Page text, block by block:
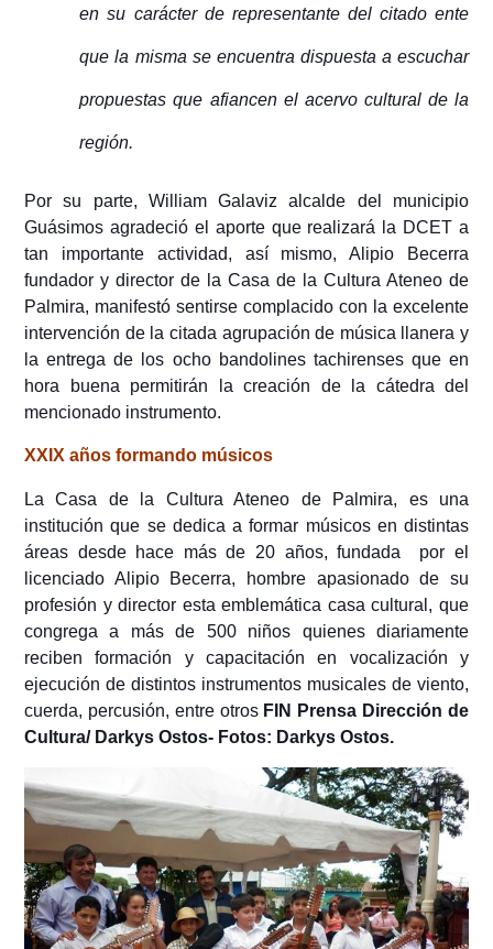
en su carácter de representante del citado ente
que la misma se encuentra dispuesta a escuchar
propuestas que afiancen el acervo cultural de la
región.
Por su parte, William Galaviz alcalde del municipio
Guásimos agradeció el aporte que realizará la DCET a
tan importante actividad, así mismo, Alipio Becerra
fundador y director de la Casa de la Cultura Ateneo de
Palmira, manifestó sentirse complacido con la excelente
intervención de la citada agrupación de música llanera y
la entrega de los ocho bandolines tachirenses que en
hora buena permitirán la creación de la cátedra del
mencionado instrumento.
XXIX años formando músicos
La Casa de la Cultura Ateneo de Palmira, es una
institución que se dedica a formar músicos en distintas
áreas desde hace más de 20 años, fundada por el
licenciado Alipio Becerra, hombre apasionado de su
profesión y director esta emblemática casa cultural, que
congrega a más de 500 niños quienes diariamente
reciben formación y capacitación en vocalización y
ejecución de distintos instrumentos musicales de viento,
cuerda, percusión, entre otros FIN Prensa Dirección de
Cultura/ Darkys Ostos- Fotos: Darkys Ostos.